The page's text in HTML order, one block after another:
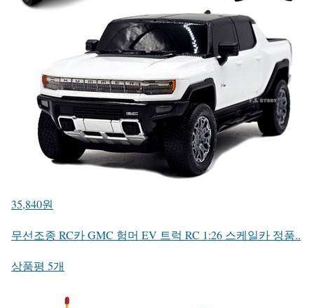
35,840원
무선조종 RC카 GMC 험머 EV 트럭 RC 1:26 스케일카 정품..
상품평 5개